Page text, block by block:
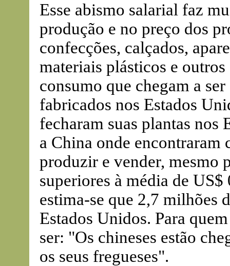
Esse abismo salarial faz
produção e no preço dos
confecções, calçados,
materiais plásticos e
consumo que chegam a
fabricados nos Estados
fecharam suas plantas nos
a China onde encontraram
produzir e vender, mesmo
superiores à média de
estima-se que 2,7 milhões
Estados Unidos. Para
ser: "Os chineses estão
os seus fregueses".